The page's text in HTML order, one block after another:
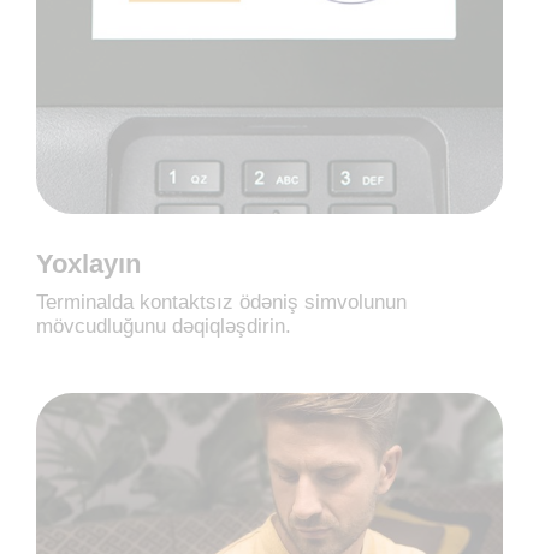
Yoxlayın
Terminalda kontaktsız ödəniş simvolunun
mövcudluğunu dəqiqləşdirin.